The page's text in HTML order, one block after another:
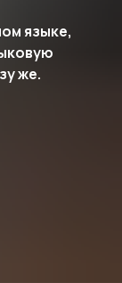
языке,
же.